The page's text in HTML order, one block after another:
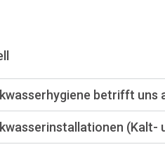
betrifft uns
(Kalt-